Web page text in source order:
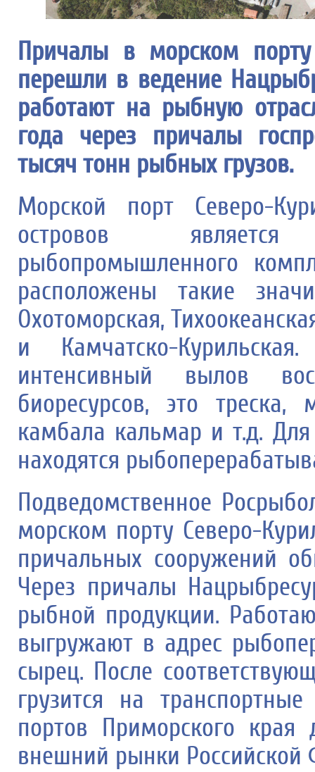
Причалы в морском порту
перешли в ведение
работают на рыбную
года через причалы
тысяч тонн рыбных грузов.
Морской порт Северо-
островов
рыбопромышленного
расположены такие
Охотоморская,
и Камчатско-
интенсивный вылов
биоресурсов, это треска,
камбала кальмар и т.д.
находятся
Подведомственное
морском порту Северо-
причальных сооружений
Через причалы
рыбной продукции.
выгружают в адрес
сырец. После
грузится на
портов Приморского
внешний рынки Российской